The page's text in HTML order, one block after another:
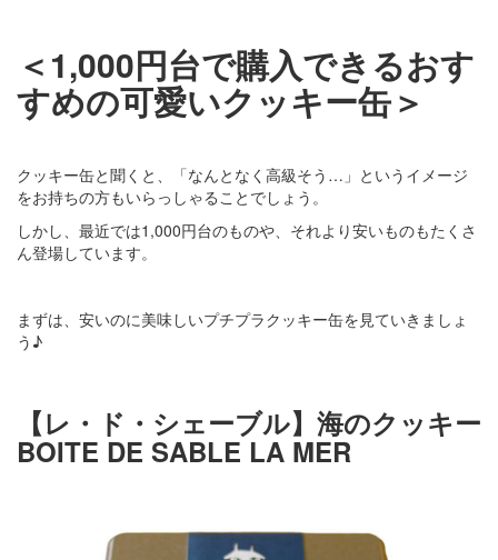
＜1,000円台で購入できるおす
すめの可愛いクッキー缶＞
クッキー缶と聞くと、「なんとなく高級そう…」というイメージ
をお持ちの方もいらっしゃることでしょう。
しかし、最近では1,000円台のものや、それより安いものもたくさ
ん登場しています。
まずは、安いのに美味しいプチプラクッキー缶を見ていきましょ
う♪
【レ・ド・シェーブル】海のクッキー
BOITE DE SABLE LA MER